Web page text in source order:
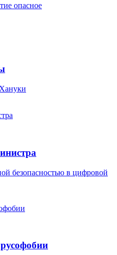
опасное
безопасностью в цифровой